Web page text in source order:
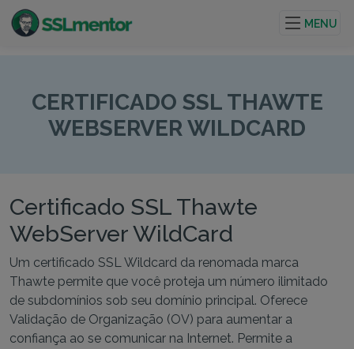
projetos de internet.
MENU
CERTIFICADO SSL THAWTE
WEBSERVER WILDCARD
Certificado SSL Thawte
WebServer WildCard
Um certificado SSL Wildcard da renomada marca
Thawte permite que você proteja um número ilimitado
de subdomínios sob seu domínio principal. Oferece
Validação de Organização (OV) para aumentar a
confiança ao se comunicar na Internet. Permite a